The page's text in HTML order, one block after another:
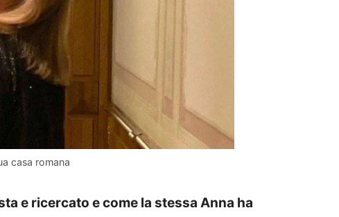
casa romana
e ricercato e come la stessa Anna ha